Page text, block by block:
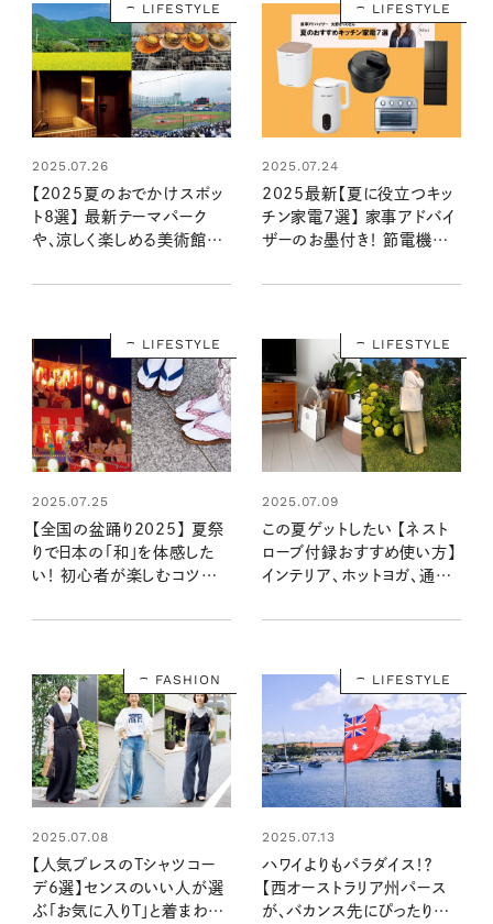
LIFESTYLE
2025.07.26
【2025夏のおでかけスポッ
ト8選】 最新テーマパーク
や、涼しく楽しめる美術館な
がおすすめ！
LIFESTYLE
2025.07.24
2025最新【夏に役立つキッ
チン家電7選】 家事アドバイ
ザーのお墨付き！ 節電機能
新作からおすすめをピックア
LIFESTYLE
2025.07.25
【全国の盆踊り2025】 夏祭
りで日本の「和」を体感した
い！ 初心者が楽しむコツを
に聞いてみました
LIFESTYLE
2025.07.09
この夏ゲットしたい 【ネスト
ローブ付録おすすめ使い方】
インテリア、ホットヨガ、通勤
ています！
FASHION
2025.07.08
【人気プレスのTシャツコー
デ6選】センスのいい人が選
ぶ「お気に入りT」と着まわし
LIFESTYLE
2025.07.13
ハワイよりもパラダイス！？
【西オーストラリア州パース
が、バカンス先にぴったりな